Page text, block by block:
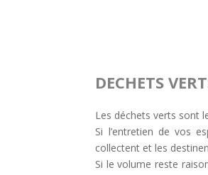
DECHETS
Les déchets verts sont
Si l’entretien de vos
collectent et les
Si le volume reste